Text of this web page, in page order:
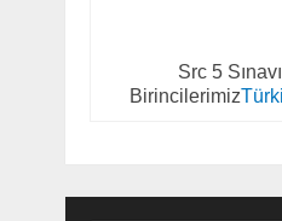
Src 5
Birincilerimiz